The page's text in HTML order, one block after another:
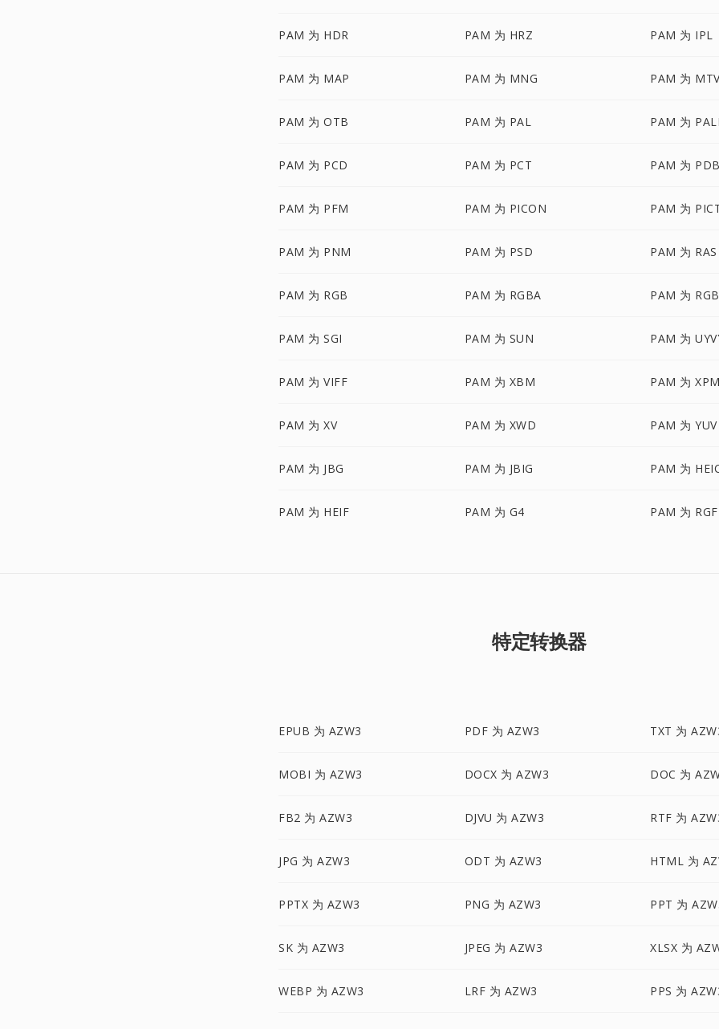
PAM 为 HDR PAM 为 HRZ PAM 为 IPL
PAM 为 MAP PAM 为 MNG PAM 为
PAM 为 OTB PAM 为 PAL PAM 为
PAM 为 PCD PAM 为 PCT PAM 为 PDB
PAM 为 PFM PAM 为 PICON PAM 为
PAM 为 PNM PAM 为 PSD PAM 为 RAS
PAM 为 RGB PAM 为 RGBA PAM 为
PAM 为 SGI PAM 为 SUN PAM 为
PAM 为 VIFF PAM 为 XBM PAM 为 XPM
PAM 为 XV PAM 为 XWD PAM 为 YUV
PAM 为 JBG PAM 为 JBIG PAM 为
PAM 为 HEIF PAM 为 G4 PAM 为 RGF
特定转换器
EPUB 为 AZW3 PDF 为 AZW3 TXT 为
MOBI 为 AZW3 DOCX 为 AZW3 DOC 为
FB2 为 AZW3 DJVU 为 AZW3 RTF 为
JPG 为 AZW3 ODT 为 AZW3 HTML 为
PPTX 为 AZW3 PNG 为 AZW3 PPT 为
SK 为 AZW3 JPEG 为 AZW3 XLSX 为
WEBP 为 AZW3 LRF 为 AZW3 PPS 为